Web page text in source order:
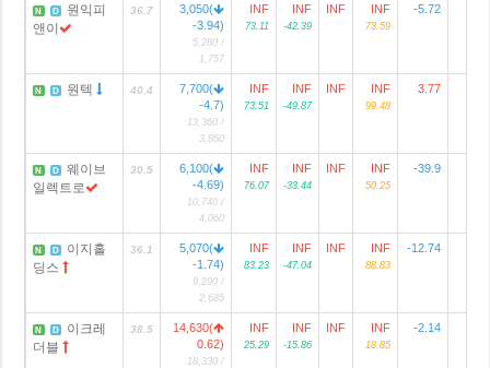
N D
원익피
앤이
36.7
3,050(
-3.94)
5,280 /
1,757
INF
73.11
INF
-42.39
INF INF
73.59
-5.72
N D 원텍 40.4
7,700(
-4.7)
13,360 /
3,860
INF
73.51
INF
-49.87
INF INF
99.48
3.77
N D
웨이브
일렉트로
30.5
6,100(
-4.69)
10,740 /
4,060
INF
76.07
INF
-33.44
INF INF
50.25
-39.9
N D
이지홀
딩스
36.1
5,070(
-1.74)
9,290 /
2,685
INF
83.23
INF
-47.04
INF INF
88.83
-12.74
N D
이크레
더블
38.5
14,630(
0.62)
18,330 /
INF
25.29
INF
-15.86
INF INF
18.85
-2.14